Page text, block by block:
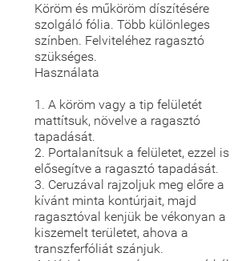
Köröm és műköröm díszítésére
szolgáló fólia. Több különleges
színben. Felviteléhez ragasztó
szükséges.
Használata
1. A köröm vagy a tip felületét
mattítsuk, növelve a ragasztó
tapadását.
2. Portalanítsuk a felületet, ezzel is
elősegítve a ragasztó tapadását.
3. Ceruzával rajzoljuk meg előre a
kívánt minta kontúrjait, majd
ragasztóval kenjük be vékonyan a
kiszemelt területet, ahova a
transzferfóliát szánjuk.